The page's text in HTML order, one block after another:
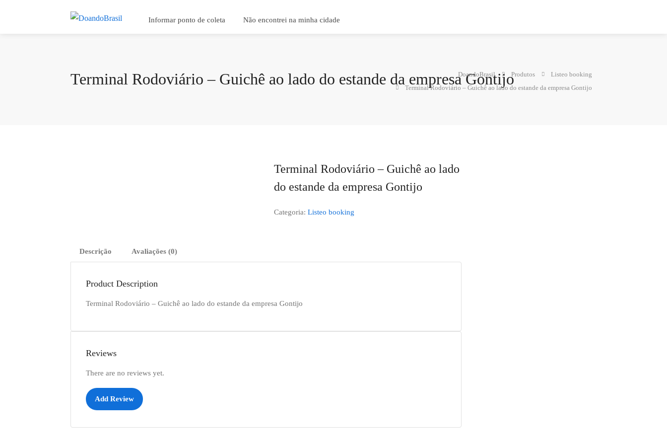
Informar ponto de coleta Não encontrei na minha cidade
Terminal Rodoviário – Guichê ao lado do estande da empresa Gontijo
DoandoBrasil Produtos
Listeo booking
Terminal Rodoviário – Guichê ao lado do estande da empresa Gontijo
Terminal Rodoviário – Guichê ao lado
do estande da empresa Gontijo
Categoria: Listeo booking
Descrição Avaliações (0)
Product Description
Terminal Rodoviário – Guichê ao lado do estande da empresa Gontijo
Reviews
There are no reviews yet.
Add Review